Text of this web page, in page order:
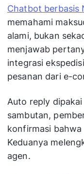
Chatbot berbasis
memahami
alami, bukan
menjawab
integrasi
pesanan dari e-
Auto reply
sambutan,
konfirmasi bahwa
Keduanya
agen.